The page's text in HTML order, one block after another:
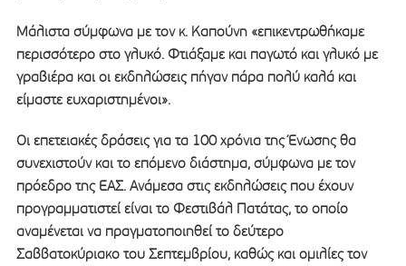
Μάλιστα σύμφωνα με τον κ. Καπούνη «επικεντρωθήκαμε
περισσότερο στο γλυκό. Φτιάξαμε και παγωτό και γλυκό με
γραβιέρα και οι εκδηλώσεις πήγαν πάρα πολύ καλά και
είμαστε ευχαριστημένοι».
Οι επετειακές δράσεις για τα 100 χρόνια της Ένωσης θα
συνεχιστούν και το επόμενο διάστημα, σύμφωνα με τον
πρόεδρο της ΕΑΣ. Ανάμεσα στις εκδηλώσεις που έχουν
προγραμματιστεί είναι το Φεστιβάλ Πατάτας, το οποίο
αναμένεται να πραγματοποιηθεί το δεύτερο
Σαββατοκύριακο του Σεπτεμβρίου, καθώς και ομιλίες τον